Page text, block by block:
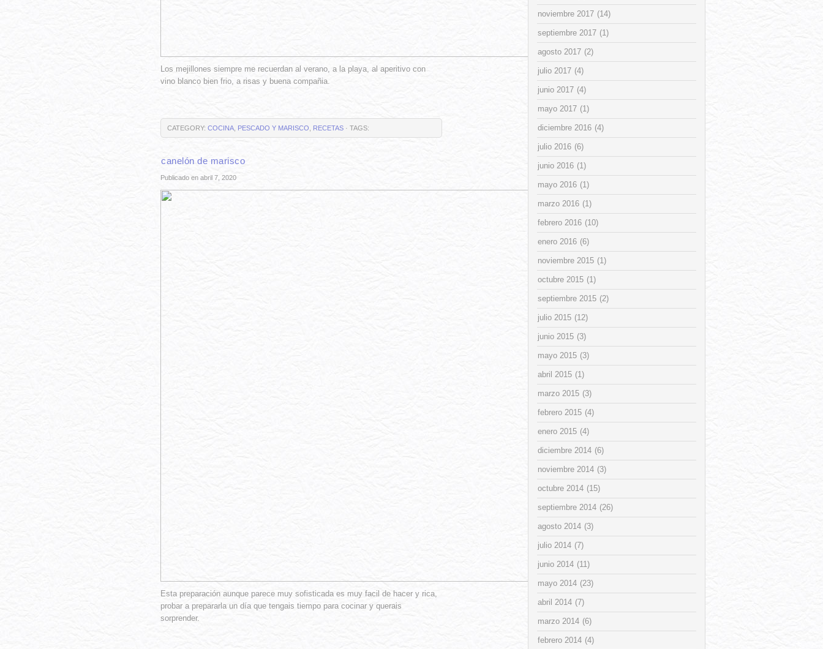
Los mejillones siempre me recuerdan al verano, a la playa, al aperitivo con
vino blanco bien frio, a risas y buena compañia.
CATEGORY: COCINA PESCADO Y MARISCO RECETAS · TAGS:
canelón de marisco
Publicado en abril 7, 2020
Esta preparación aunque parece muy sofisticada es muy facil de hacer y rica,
probar a prepararla un día que tengais tiempo para cocinar y querais
sorprender.
noviembre 2017 (14)
septiembre 2017 (1)
agosto 2017 (2)
julio 2017 (4)
junio 2017 (4)
mayo 2017 (1)
diciembre 2016 (4)
julio 2016 (6)
junio 2016 (1)
mayo 2016 (1)
marzo 2016 (1)
febrero 2016 (10)
enero 2016 (6)
noviembre 2015 (1)
octubre 2015 (1)
septiembre 2015 (2)
julio 2015 (12)
junio 2015 (3)
mayo 2015 (3)
abril 2015 (1)
marzo 2015 (3)
febrero 2015 (4)
enero 2015 (4)
diciembre 2014 (6)
noviembre 2014 (3)
octubre 2014 (15)
septiembre 2014 (26)
agosto 2014 (3)
julio 2014 (7)
junio 2014 (11)
mayo 2014 (23)
abril 2014 (7)
marzo 2014 (6)
febrero 2014 (4)